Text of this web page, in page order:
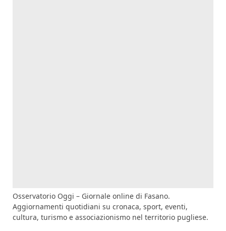
Osservatorio Oggi – Giornale online di Fasano.
Aggiornamenti quotidiani su cronaca, sport, eventi,
cultura, turismo e associazionismo nel territorio pugliese.